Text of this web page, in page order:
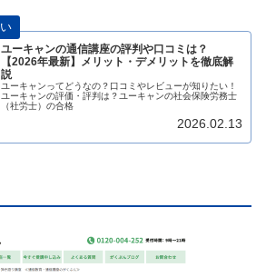
ユーキャンの通信講座の評判や口コミは？
【2026年最新】メリット・デメリットを徹底解
説
ユーキャンってどうなの？口コミやレビューが知りたい！
ユーキャンの評価・評判は？ユーキャンの社会保険労務士
（社労士）の合格
2026.02.13